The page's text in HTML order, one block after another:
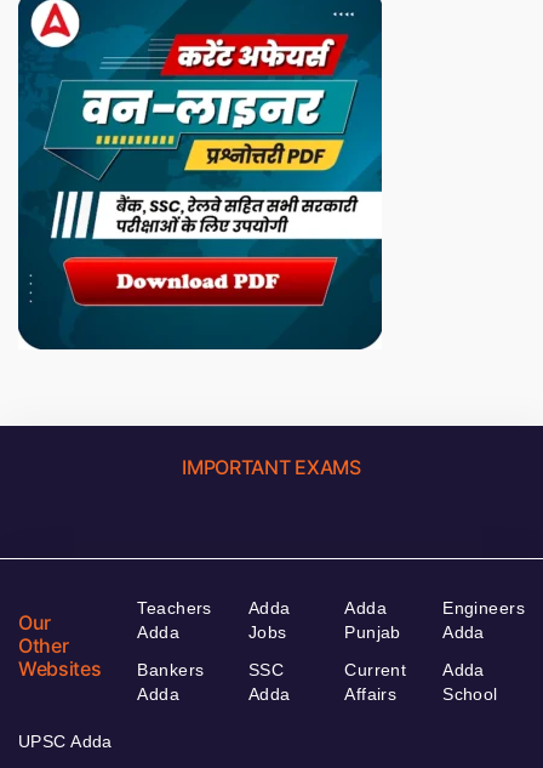
IMPORTANT EXAMS
Our
Other
Websites
Teachers
Adda
Bankers
Adda
Adda
Jobs
SSC
Adda
Adda
Punjab
Current
Affairs
Engineers
Adda
Adda
School
UPSC Adda